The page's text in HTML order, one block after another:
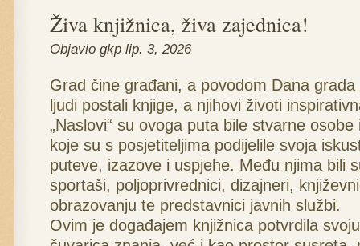
Živa knjižnica, živa zajednica!
Objavio gkp lip. 3, 2026
Grad čine građani, a povodom Dana
ljudi postali knjige, a njihovi životi
„Naslovi“ su ovoga puta bile stvarne
koje su s posjetiteljima podijelile svoja
puteve, izazove i uspjehe. Među njima bili
sportaši, poljoprivrednici, dizajneri,
obrazovanju te predstavnici javnih službi.
Ovim je događajem knjižnica potvrdila